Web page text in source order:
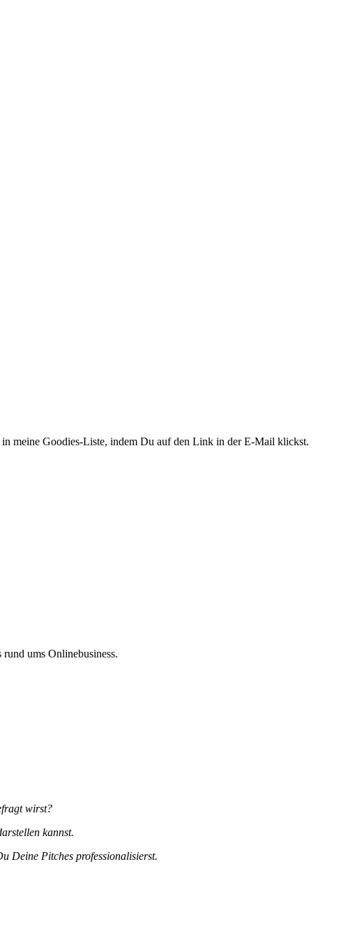
meine Goodies-Liste, indem Du auf den Link in der E-Mail klickst.
ums Onlinebusiness.
wirst?
kannst.
Deine Pitches professionalisierst.